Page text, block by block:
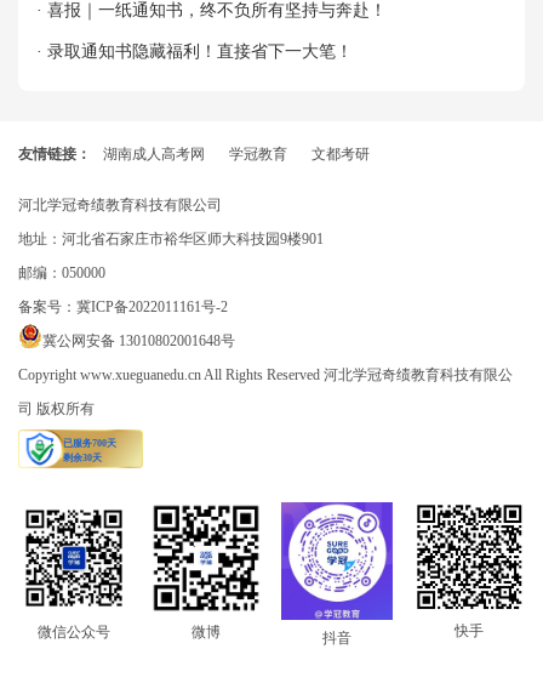
· 喜报｜一纸通知书，终不负所有坚持与奔赴！
· 录取通知书隐藏福利！直接省下一大笔！
友情链接： 湖南成人高考网 学冠教育 文都考研
河北学冠奇绩教育科技有限公司
地址：河北省石家庄市裕华区师大科技园9楼901
邮编：050000
备案号： 冀ICP备2022011161号-2
冀公网安备 13010802001648号
Copyright www.xueguanedu.cn All Rights Reserved 河北学冠奇绩教育科技有限公
司 版权所有
微信公众号 微博 抖音 快手